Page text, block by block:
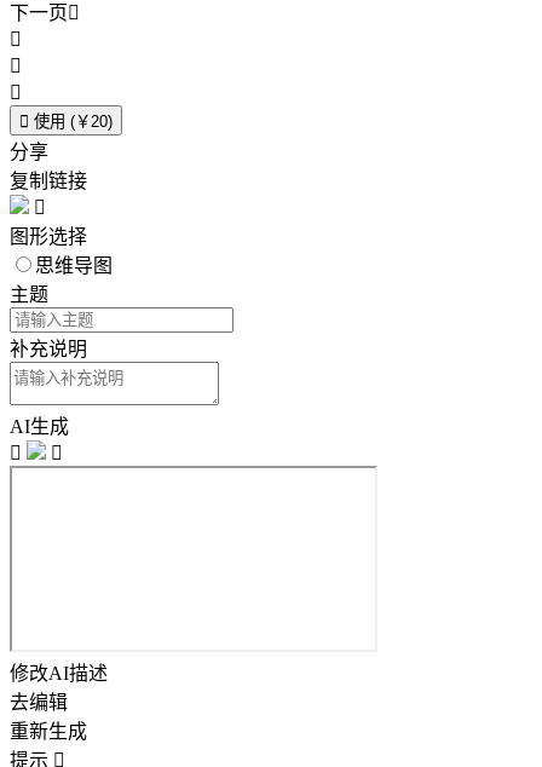
下一页



 使用 (￥20)
分享
复制链接

图形选择
思维导图
主题
补充说明
AI生成


修改AI描述
去编辑
重新生成
提示 